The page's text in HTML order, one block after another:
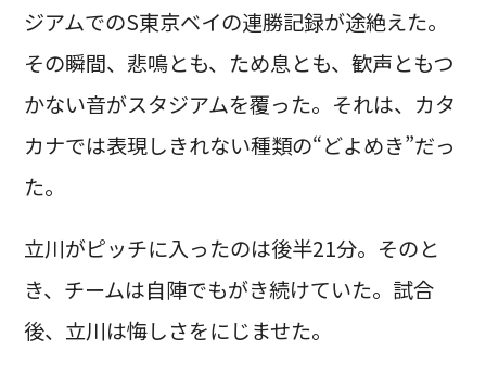
ジアムでのS東京ベイの連勝記録が途絶えた。
その瞬間、悲鳴とも、ため息とも、歓声ともつ
かない音がスタジアムを覆った。それは、カタ
カナでは表現しきれない種類の“どよめき”だっ
た。
立川がピッチに入ったのは後半21分。そのと
き、チームは自陣でもがき続けていた。試合
後、立川は悔しさをにじませた。